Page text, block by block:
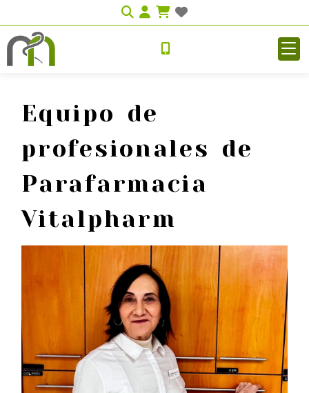
Identifícate
Equipo de
profesionales de
Parafarmacia
Vitalpharm